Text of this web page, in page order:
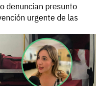
denuncian presunto
urgente de las